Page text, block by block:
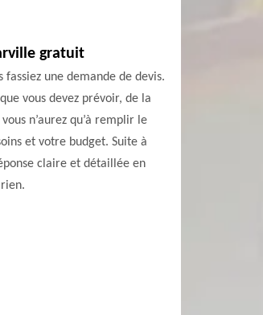
gratuit
une demande de devis.
vous devez prévoir, de la
n’aurez qu’à remplir le
et votre budget. Suite à
claire et détaillée en